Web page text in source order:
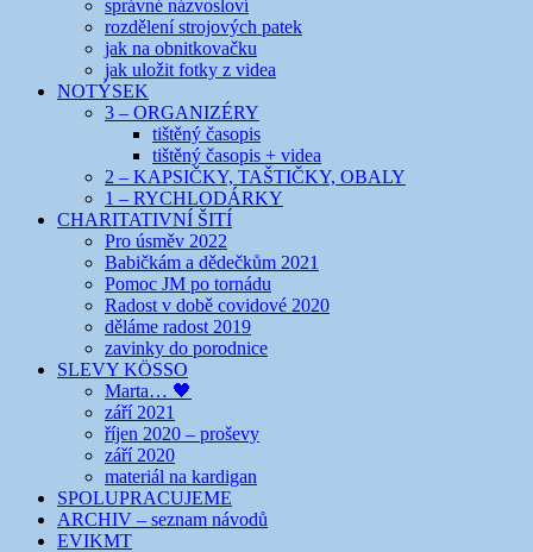
správné názvosloví
rozdělení strojových patek
jak na obnitkovačku
jak uložit fotky z videa
NOTÝSEK
3 – ORGANIZÉRY
tištěný časopis
tištěný časopis + videa
2 – KAPSIČKY, TAŠTIČKY, OBALY
1 – RYCHLODÁRKY
CHARITATIVNÍ ŠITÍ
Pro úsměv 2022
Babičkám a dědečkům 2021
Pomoc JM po tornádu
Radost v době covidové 2020
děláme radost 2019
zavinky do porodnice
SLEVY KÖSSO
Marta… 🖤
září 2021
říjen 2020 – proševy
září 2020
materiál na kardigan
SPOLUPRACUJEME
ARCHIV – seznam návodů
EVIKMT